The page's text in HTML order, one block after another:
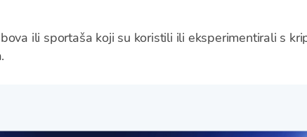
ili sportaša koji su koristili ili eksperimentirali s